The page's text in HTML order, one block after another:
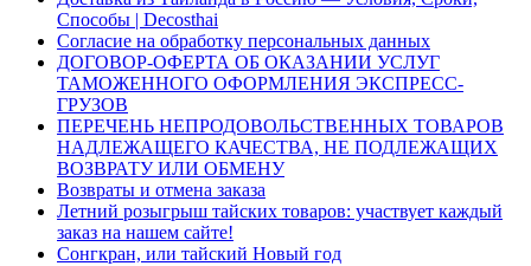
Способы | Decosthai
Согласие на обработку персональных данных
ДОГОВОР-ОФЕРТА ОБ ОКАЗАНИИ УСЛУГ
ТАМОЖЕННОГО ОФОРМЛЕНИЯ ЭКСПРЕСС-
ГРУЗОВ
ПЕРЕЧЕНЬ НЕПРОДОВОЛЬСТВЕННЫХ ТОВАРОВ
НАДЛЕЖАЩЕГО КАЧЕСТВА, НЕ ПОДЛЕЖАЩИХ
ВОЗВРАТУ ИЛИ ОБМЕНУ
Возвраты и отмена заказа
Летний розыгрыш тайских товаров: участвует каждый
заказ на нашем сайте!
Сонгкран, или тайский Новый год